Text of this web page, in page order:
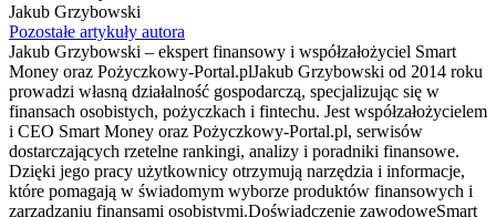
Jakub Grzybowski
Pozostałe artykuły autora
Jakub Grzybowski – ekspert finansowy i współzałożyciel Smart
Money oraz Pożyczkowy-Portal.plJakub Grzybowski od 2014 roku
prowadzi własną działalność gospodarczą, specjalizując się w
finansach osobistych, pożyczkach i fintechu. Jest współzałożycielem
i CEO Smart Money oraz Pożyczkowy-Portal.pl, serwisów
dostarczających rzetelne rankingi, analizy i poradniki finansowe.
Dzięki jego pracy użytkownicy otrzymują narzędzia i informacje,
które pomagają w świadomym wyborze produktów finansowych i
zarządzaniu finansami osobistymi.Doświadczenie zawodoweSmart